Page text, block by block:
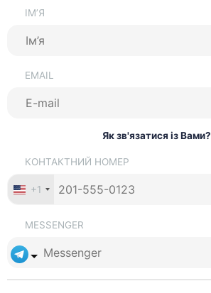
ІМ’Я
EMAIL
Як зв'язатися із Вами?
КОНТАКТНИЙ НОМЕР
+1
MESSENGER